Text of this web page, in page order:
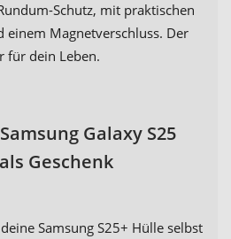
Schutz, mit praktischen
einem Magnetverschluss. Der
für dein Leben.
Galaxy S25
Geschenk
Samsung S25+ Hülle selbst